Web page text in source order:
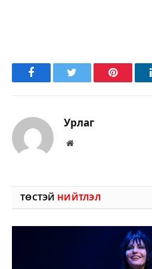
FacebookTwitter Pinterest
Урлаг
Вэбсайт
ТӨСТЭЙ НИЙТЛЭЛ